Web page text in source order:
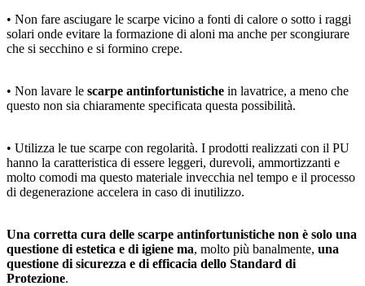
• Non fare asciugare le scarpe vicino a fonti di calore o sotto i raggi
solari onde evitare la formazione di aloni ma anche per scongiurare
che si secchino e si formino crepe.
• Non lavare le scarpe antinfortunistiche in lavatrice, a meno che
questo non sia chiaramente specificata questa possibilità.
• Utilizza le tue scarpe con regolarità. I prodotti realizzati con il PU
hanno la caratteristica di essere leggeri, durevoli, ammortizzanti e
molto comodi ma questo materiale invecchia nel tempo e il processo
di degenerazione accelera in caso di inutilizzo.
Una corretta cura delle scarpe antinfortunistiche non è solo una
questione di estetica e di igiene ma, molto più banalmente, una
questione di sicurezza e di efficacia dello Standard di
Protezione.